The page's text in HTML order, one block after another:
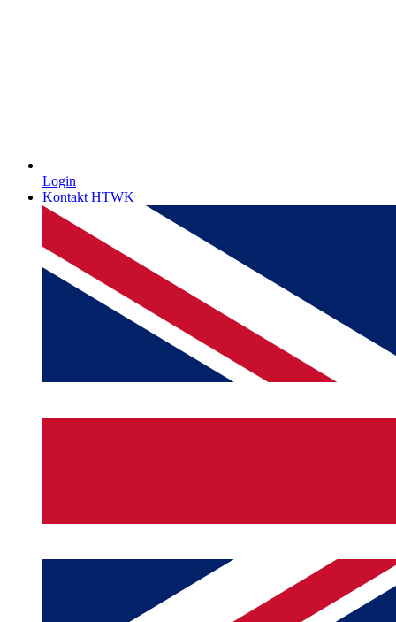
Login
Kontakt HTWK